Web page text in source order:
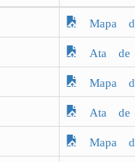
Mapa
Ata de
Mapa
Ata de
Mapa